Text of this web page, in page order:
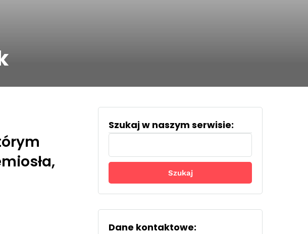
Szukaj w naszym serwisie:
Szukaj:
Dane kontaktowe: